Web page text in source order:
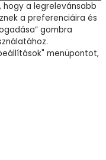
hogy a legrelevánsabb
a preferenciáira és
gombra
menüpontot,